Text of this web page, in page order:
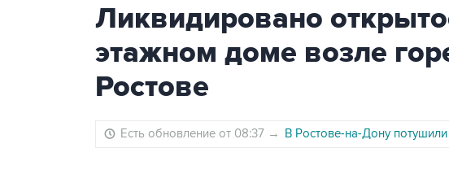
Ликвидировано
этажном доме возле
Ростове
Есть обновление от 08:37 → В Ростове-на-Дону